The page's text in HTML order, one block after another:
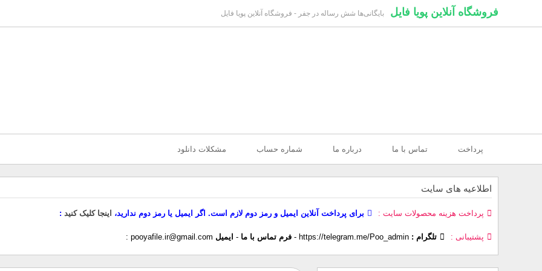
فروشگاه آنلاین پویا فایل بایگانی‌ها شش رساله در جفر - فروشگاه آنلاین پویا فایل
پرداخت تماس با ما درباره ما شماره حساب مشکلات دانلود
اطلاعیه های سایت
پرداخت هزینه محصولات سایت برای پرداخت آنلاین ایمیل و رمز دوم لازم است. اگر ایمیل یا رمز دوم ندارید، اینجا کلیک کنید
پشتیبانی تلگرام : https://telegram.me/Poo_admin
- فرم تماس با ما - ایمیل pooyafile.ir@gmail.com